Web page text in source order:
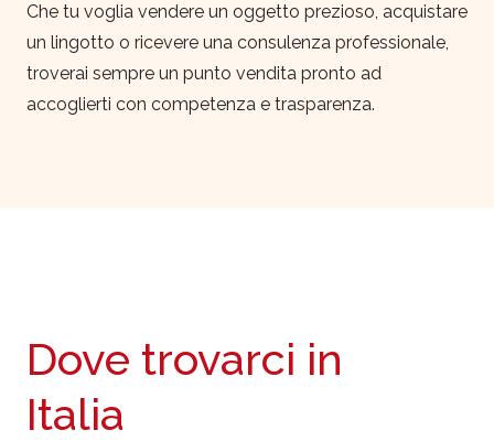
Che tu voglia vendere un oggetto prezioso, acquistare
un lingotto o ricevere una consulenza professionale,
troverai sempre un punto vendita pronto ad
accoglierti con competenza e trasparenza.
Dove trovarci in
Italia